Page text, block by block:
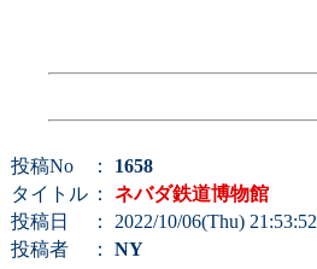
投稿No ： 1658
タイトル ： ネバダ鉄道博物館
投稿日
： 2022/10/06(Thu) 21:53:52
投稿者
： NY